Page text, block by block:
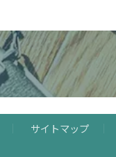
サイトマップ